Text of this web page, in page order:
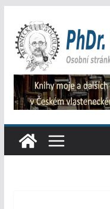
obsah